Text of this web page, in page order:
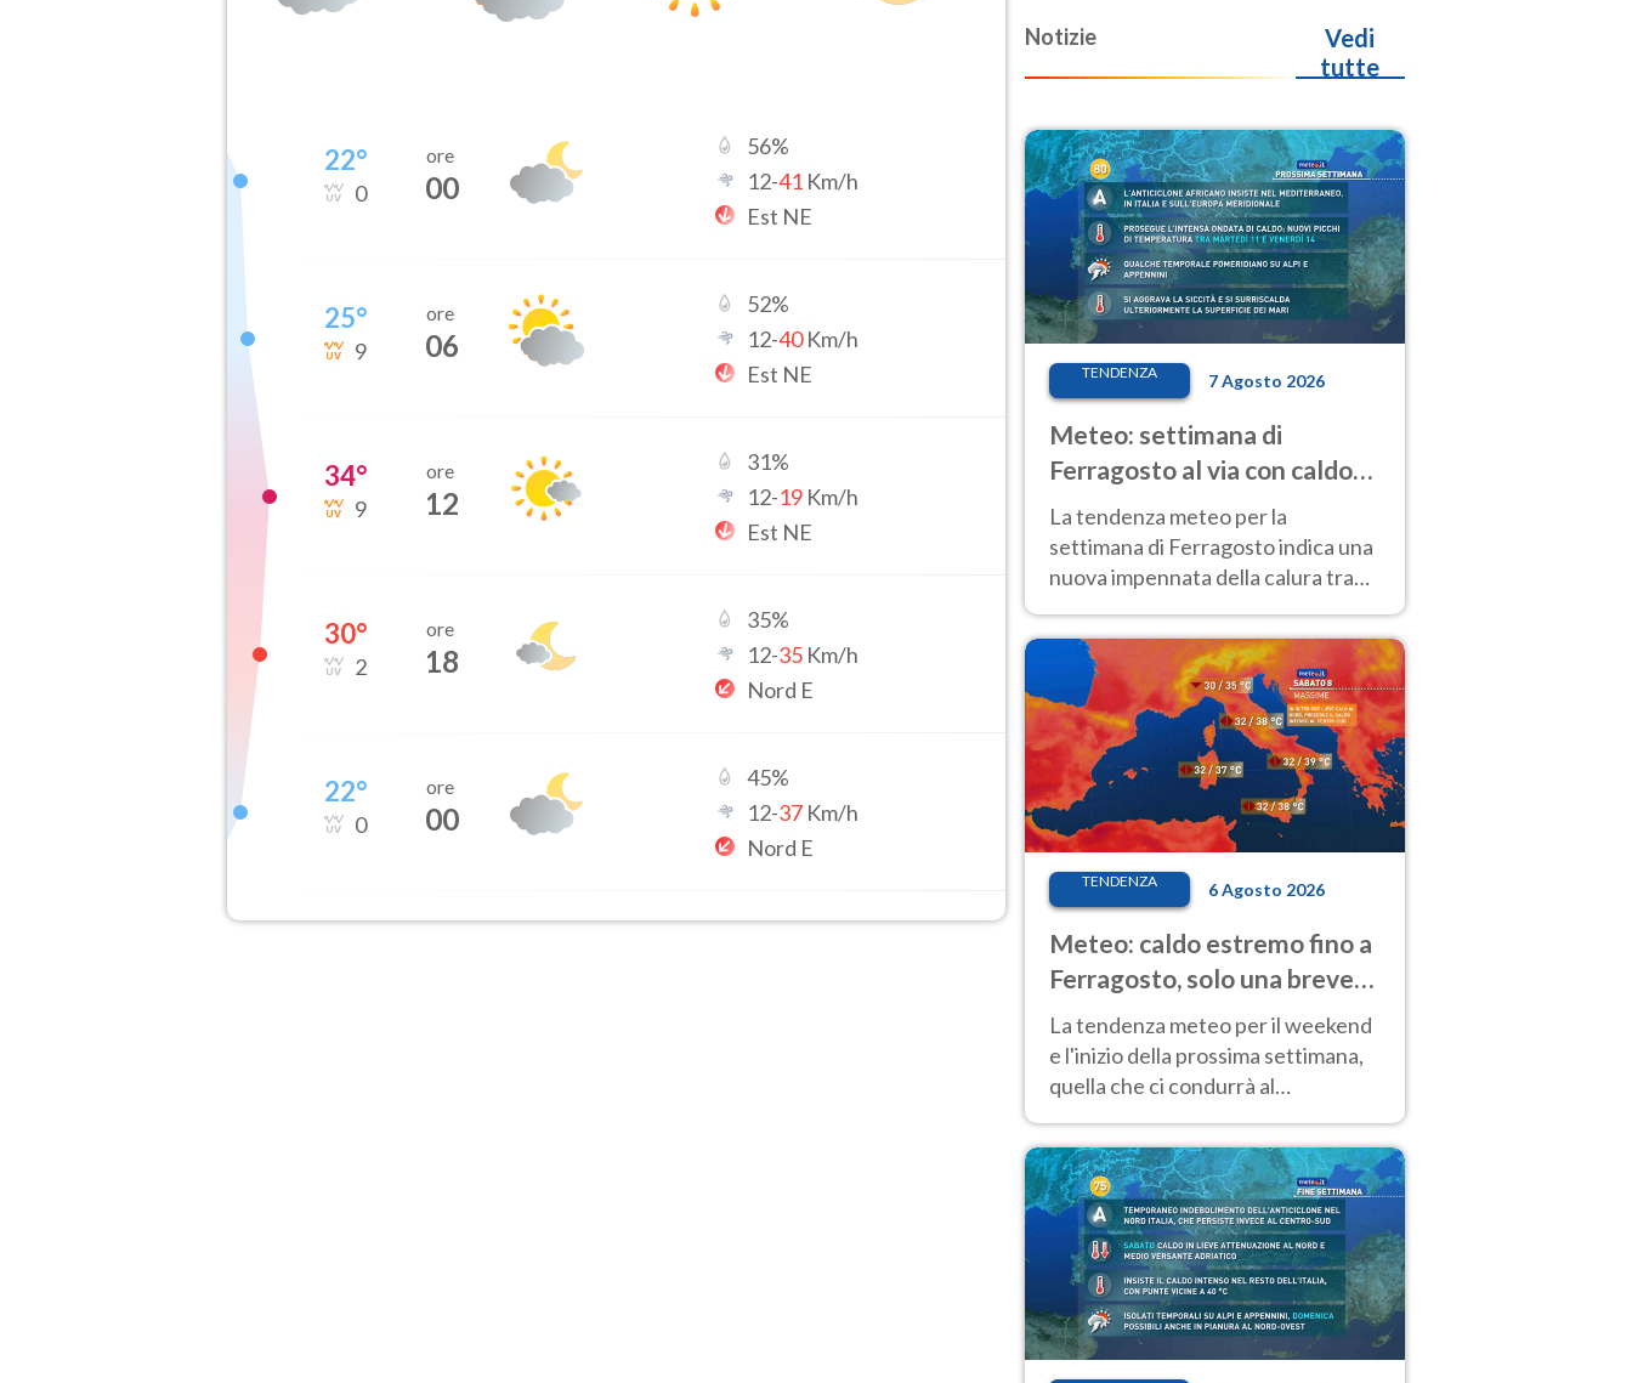
22°
0
ore
00
56%
12-41 Km/h
Est NE
25°
9
ore
06
52%
12-40Km/h
Est NE
34°
9
ore
12
31%
12-19 Km/h
Est NE
30°
2
ore
18
35%
12-35 Km/h
Nord E
22°
0
ore
00
45%
12-37 Km/h
Nord E
Notizie
Vedi
tutte
TENDENZA 7 Agosto 2026
Meteo: settimana di
Ferragosto al via con caldo
intenso e qualche temporale
La tendenza meteo per la
settimana di Ferragosto indica una
nuova impennata della calura tra
anche al Nord.
TENDENZA 6 Agosto 2026
Meteo: caldo estremo fino a
Ferragosto, solo una breve
pausa. Ecco dove
La tendenza meteo per il weekend
e l'inizio della prossima settimana,
quella che ci condurrà al
temperature molto elevate